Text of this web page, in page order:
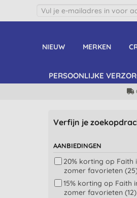
NIEUW MERKEN
PERSOONLIJKE
Verfijn je
AANBIEDINGEN
20% korting op Faith
zomer favorieten
15% korting op Faith
zomer favorieten (12)